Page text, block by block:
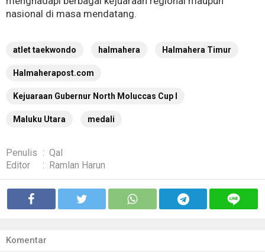
nasional di masa mendatang.
atlet taekwondo halmahera Halmahera Timur
Halmaherapost.com
Kejuaraan Gubernur North Moluccas Cup I
Maluku Utara medali
Penulis : Qal
Editor
: Ramlan Harun
Komentar